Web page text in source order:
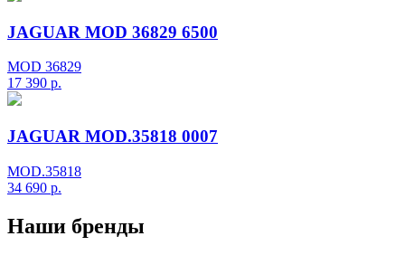
JAGUAR MOD 36829 6500
MOD 36829
17 390 р.
JAGUAR MOD.35818 0007
MOD.35818
34 690 р.
Наши бренды